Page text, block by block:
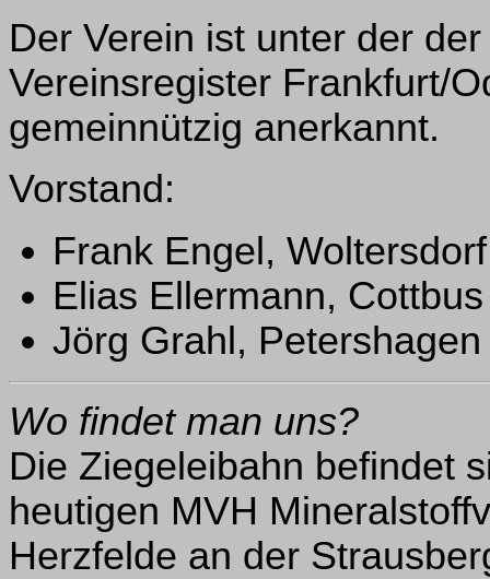
Der Verein ist unter der
Vereinsregister Frankfurt/
gemeinnützig anerkannt.
Vorstand:
Frank Engel,
Elias Ellermann,
Jörg Grahl,
Wo findet man uns?
Die Ziegeleibahn befindet
heutigen MVH
Herzfelde an der